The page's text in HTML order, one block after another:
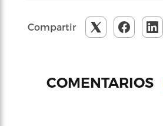
Compartir
COMENTARIOS